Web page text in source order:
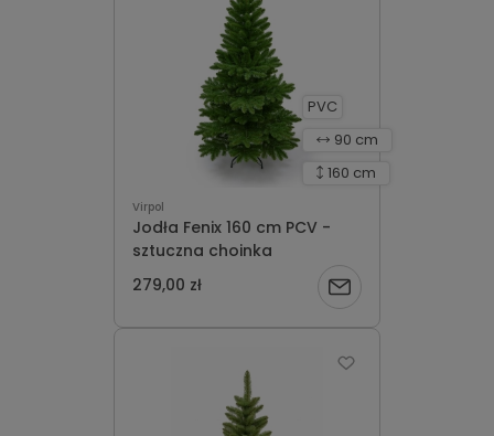
Virpol
Jodła Fenix 160 cm PCV -
sztuczna choinka
279,00 zł
160 cm
90 cm
PVC
Powiadom
o
dostępności